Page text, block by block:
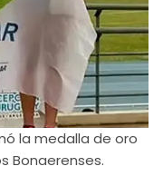
la medalla de oro
Bonaerenses.